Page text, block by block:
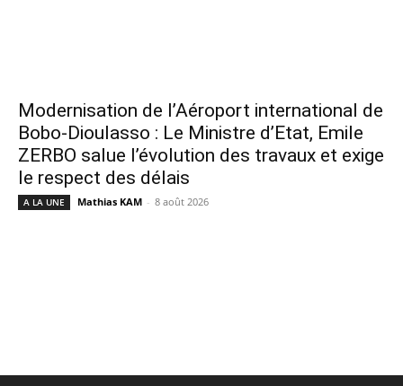
Modernisation de l’Aéroport international de
Bobo-Dioulasso : Le Ministre d’Etat, Emile
ZERBO salue l’évolution des travaux et exige
le respect des délais
A LA UNE Mathias KAM - 8 août 2026